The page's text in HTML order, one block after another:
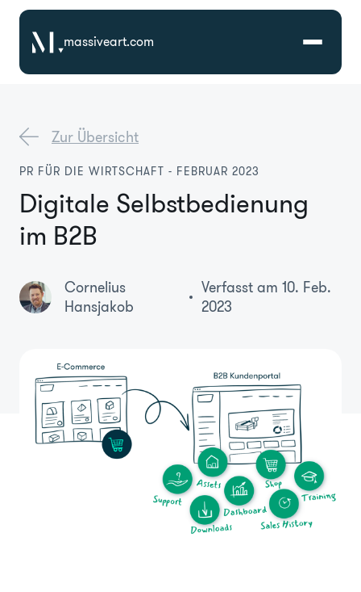
massiveart.com
Technologien
Referenzen
Karriere
Zur Übersicht
PR FÜR DIE WIRTSCHAFT - FEBRUAR 2023
Digitale Selbstbedienung
im B2B
Cornelius
Hansjakob
Verfasst am 10. Feb.
2023